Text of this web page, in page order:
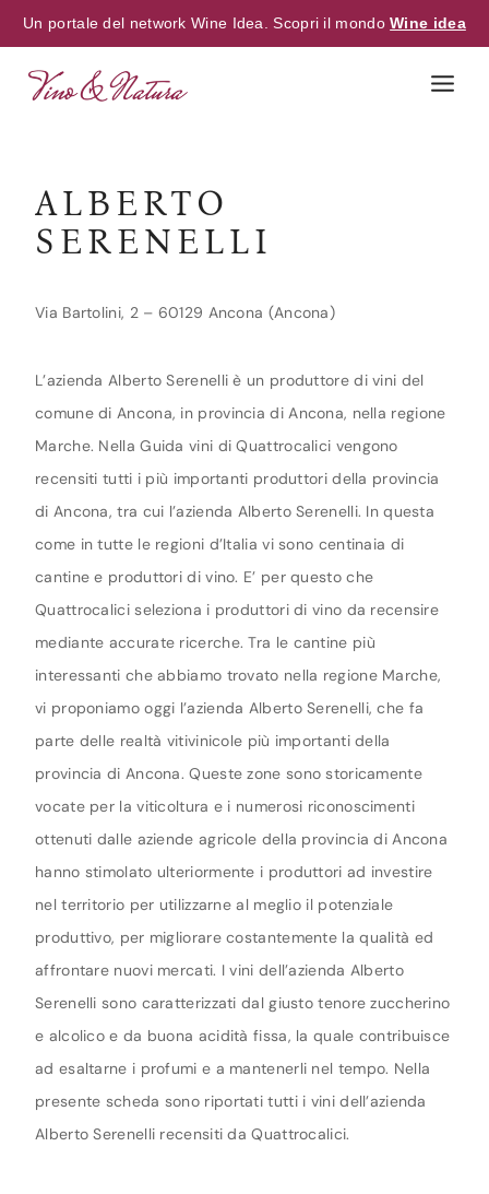
Un portale del network Wine Idea. Scopri il mondoWine idea
ALBERTO
SERENELLI
Via Bartolini, 2 – 60129 Ancona (Ancona)
L’azienda Alberto Serenelli è un produttore di vini del
comune di Ancona, in provincia di Ancona, nella regione
Marche. Nella Guida vini di Quattrocalici vengono
recensiti tutti i più importanti produttori della provincia
di Ancona, tra cui l’azienda Alberto Serenelli. In questa
come in tutte le regioni d’Italia vi sono centinaia di
cantine e produttori di vino. E’ per questo che
Quattrocalici seleziona i produttori di vino da recensire
mediante accurate ricerche. Tra le cantine più
interessanti che abbiamo trovato nella regione Marche,
vi proponiamo oggi l’azienda Alberto Serenelli, che fa
parte delle realtà vitivinicole più importanti della
provincia di Ancona. Queste zone sono storicamente
vocate per la viticoltura e i numerosi riconoscimenti
ottenuti dalle aziende agricole della provincia di Ancona
hanno stimolato ulteriormente i produttori ad investire
nel territorio per utilizzarne al meglio il potenziale
produttivo, per migliorare costantemente la qualità ed
affrontare nuovi mercati. I vini dell’azienda Alberto
Serenelli sono caratterizzati dal giusto tenore zuccherino
e alcolico e da buona acidità fissa, la quale contribuisce
ad esaltarne i profumi e a mantenerli nel tempo. Nella
presente scheda sono riportati tutti i vini dell’azienda
Alberto Serenelli recensiti da Quattrocalici.